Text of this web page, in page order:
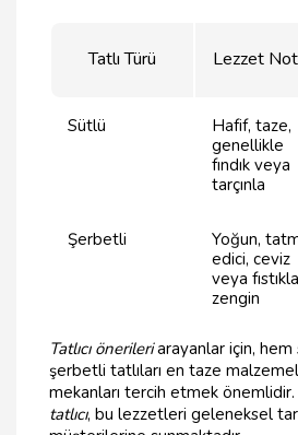
Tatlı Türü Lezzet
Sütlü
Hafif, taze,
genellikle
fındık veya
tarçınla
Şerbetli
Yoğun,
edici, ceviz
veya fıstıkla
zengin
Tatlıcı önerileriarayanlar için,
şerbetli tatlıları en taze
mekanları tercih etmek
tatlıcı, bu lezzetleri geleneksel